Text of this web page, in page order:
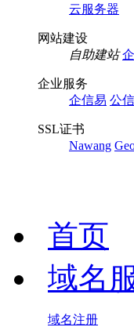
云服务器
网站建设
自助建站
企业服务
企信易 公
SSL证书
Nawang
首页
域名
域名注册